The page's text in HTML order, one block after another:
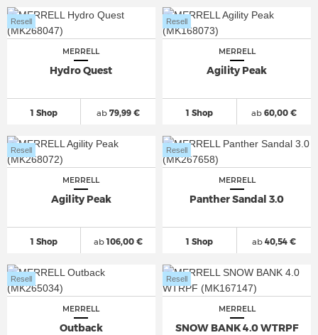
MERRELL
Hydro Quest
1 Shop
Resell
ab79,99 €
MERRELL
Agility Peak
1 Shop
Resell
ab60,00 €
MERRELL
Agility Peak
1 Shop
Resell
ab106,00 €
MERRELL
Panther Sandal 3.0
1 Shop
Resell
ab40,54 €
MERRELL
Outback
Resell
MERRELL
SNOW BANK 4.0 WTRPF
Resell